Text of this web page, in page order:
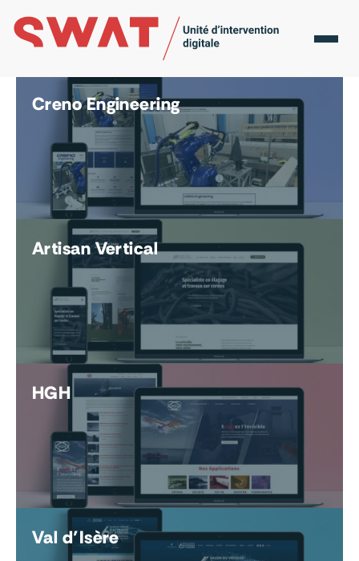
Les missions accomplies par SWAT
réalisations
Creno Engineering
Artisan Vertical
HGH
Val d’Isère